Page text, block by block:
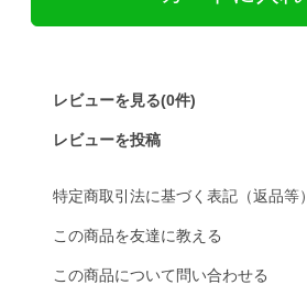
レビューを見る(0件)
レビューを投稿
特定商取引法に基づく表記（返品等）
この商品を友達に教える
この商品について問い合わせる